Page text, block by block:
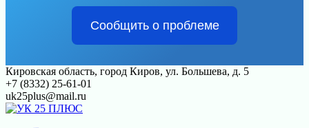
Сообщить о проблеме
Перейти
к
контенту
Кировская область, город Киров, ул. Большева, д. 5
+7 (8332) 25-61-01
uk25plus@mail.ru